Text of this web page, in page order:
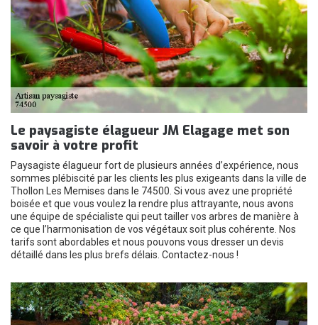
Le paysagiste élagueur JM Elagage met son
savoir à votre profit
Paysagiste élagueur fort de plusieurs années d’expérience, nous
sommes plébiscité par les clients les plus exigeants dans la ville de
Thollon Les Memises dans le 74500. Si vous avez une propriété
boisée et que vous voulez la rendre plus attrayante, nous avons
une équipe de spécialiste qui peut tailler vos arbres de manière à
ce que l’harmonisation de vos végétaux soit plus cohérente. Nos
tarifs sont abordables et nous pouvons vous dresser un devis
détaillé dans les plus brefs délais. Contactez-nous !